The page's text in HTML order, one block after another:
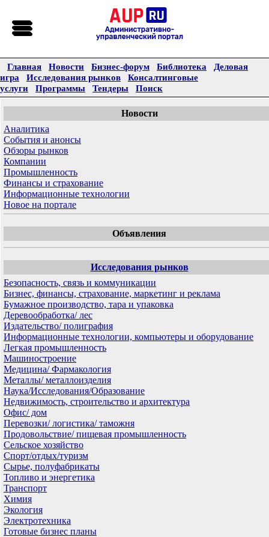
Главная Новости Бизнес-форум Библиотека
Деловая
игра
Исследования рынков
Консалтинговые
услуги
Программы Тендеры Поиск
Новости
Аналитика
События и анонсы
Обзоры рынков
Компании
Промышленность
Финансы и страхование
Информационные технологии
Новое на портале
Объявления
Исследования рынков
Безопасность, связь и коммуникации
Бизнес, финансы, страхование, маркетинг и реклама
Бумажное производство, тара и упаковка
Деревообработка/ лес
Издательство/ полиграфия
Информационные технологии, компьютеры и оборудование
Легкая промышленность
Машиностроение
Медицина/ Фармакология
Металлы/ металлоизделия
Наука/Исследования/Образование
Недвижимость, строительство и архитектура
Офис/ дом
Перевозки/ логистика/ таможня
Продовольствие/ пищевая промышленность
Сельское хозяйство
Спорт/отдых/туризм
Сырье, полуфабрикаты
Топливо и энергетика
Транспорт
Химия
Экология
Электротехника
Готовые бизнес планы